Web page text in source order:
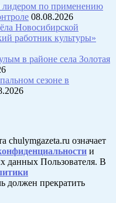
лидером по применению
08.08.2026
Новосибирской
работник культуры»
в районе села Золотая
сезоне в
chulymgazeta.ru означает
и
данных Пользователя. В
должен прекратить